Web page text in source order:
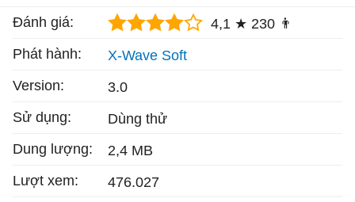
Đánh giá:
4,1 ★ 230 👨
Phát hành:
X-Wave Soft
Version:
3.0
Sử dụng:
Dùng thử
Dung lượng:
2,4 MB
Lượt xem:
476.027